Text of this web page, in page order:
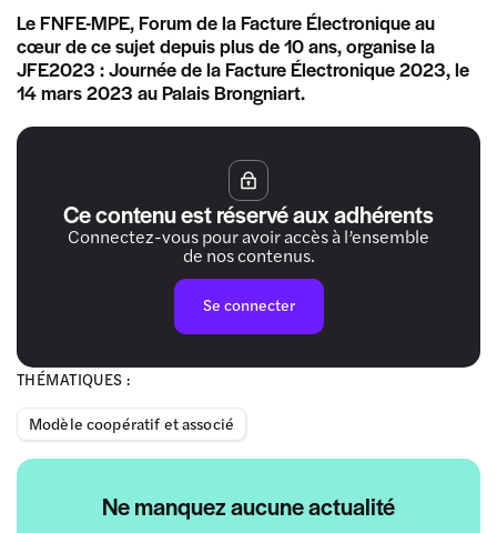
THÉMATIQUES :
Modèle coopératif et associé
Ne manquez aucune actualité
Le FNFE-MPE, Forum de la Facture Électronique au
cœur de ce sujet depuis plus de 10 ans, organise la
JFE2023 : Journée de la Facture Électronique 2023, le
14 mars 2023 au Palais Brongniart.
Ce contenu est réservé aux adhérents
Connectez-vous pour avoir accès à l’ensemble
de nos contenus.
Se connecter